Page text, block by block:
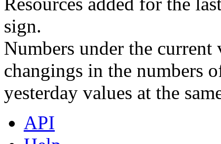
sign.
Numbers under the
changings in the numbers
yesterday values at the
API